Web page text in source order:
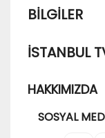
BILGILER
İSTANBUL
HAKKIMIZDA
SOSYAL